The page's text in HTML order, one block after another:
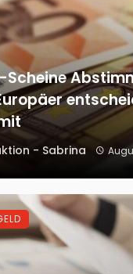
Scheine
- Sabrina